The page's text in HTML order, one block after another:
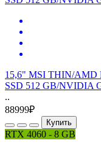
15,6" MSI THIN/AMD
SSD 512 GB/NVIDIA
..
88999₽
Купить
RTX 4060 - 8 GB